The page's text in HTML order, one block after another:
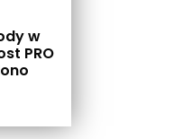
w
PRO